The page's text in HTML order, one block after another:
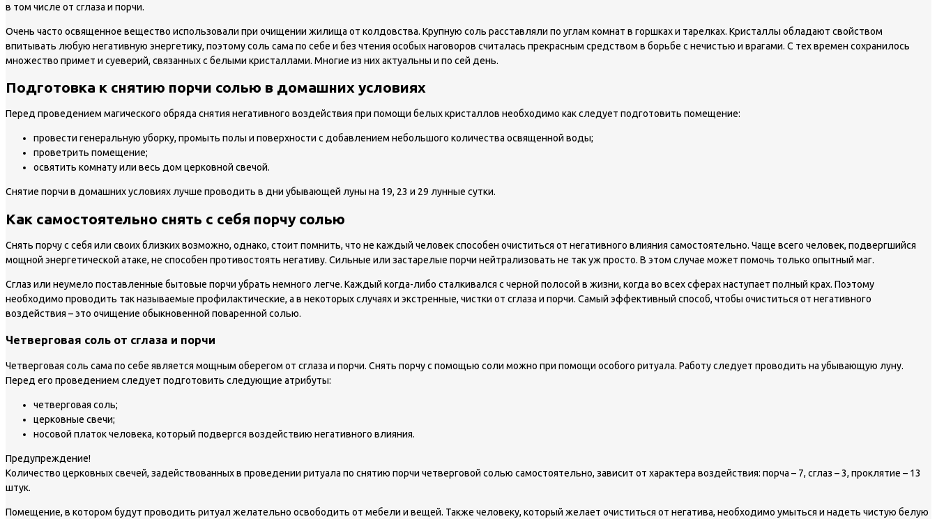
в том числе от сглаза и порчи.
Очень часто освященное вещество использовали при очищении жилища от колдовства. Крупную соль расставляли по углам комнат в горшках и тарелках. Кристаллы обладают свойством
впитывать любую негативную энергетику, поэтому соль сама по себе и без чтения особых наговоров считалась прекрасным средством в борьбе с нечистью и врагами. С тех времен сохранилось
множество примет и суеверий, связанных с белыми кристаллами. Многие из них актуальны и по сей день.
Подготовка к снятию порчи солью в домашних условиях
Перед проведением магического обряда снятия негативного воздействия при помощи белых кристаллов необходимо как следует подготовить помещение:
провести генеральную уборку, промыть полы и поверхности с добавлением небольшого количества освященной воды;
проветрить помещение;
освятить комнату или весь дом церковной свечой.
Снятие порчи в домашних условиях лучше проводить в дни убывающей луны на 19, 23 и 29 лунные сутки.
Как самостоятельно снять с себя порчу солью
Снять порчу с себя или своих близких возможно, однако, стоит помнить, что не каждый человек способен очиститься от негативного влияния самостоятельно. Чаще всего человек, подвергшийся
мощной энергетической атаке, не способен противостоять негативу. Сильные или застарелые порчи нейтрализовать не так уж просто. В этом случае может помочь только опытный маг.
Сглаз или неумело поставленные бытовые порчи убрать немного легче. Каждый когда-либо сталкивался с черной полосой в жизни, когда во всех сферах наступает полный крах. Поэтому
необходимо проводить так называемые профилактические, а в некоторых случаях и экстренные, чистки от сглаза и порчи. Самый эффективный способ, чтобы очиститься от негативного
воздействия – это очищение обыкновенной поваренной солью.
Четверговая соль от сглаза и порчи
Четверговая соль сама по себе является мощным оберегом от сглаза и порчи. Снять порчу с помощью соли можно при помощи особого ритуала. Работу следует проводить на убывающую луну.
Перед его проведением следует подготовить следующие атрибуты:
четверговая соль;
церковные свечи;
носовой платок человека, который подвергся воздействию негативного влияния.
Предупреждение!
Количество церковных свечей, задействованных в проведении ритуала по снятию порчи четверговой солью самостоятельно, зависит от характера воздействия: порча – 7, сглаз – 3, проклятие – 13
штук.
Помещение, в котором будут проводить ритуал желательно освободить от мебели и вещей. Также человеку, который желает очиститься от негатива, необходимо умыться и надеть чистую белую